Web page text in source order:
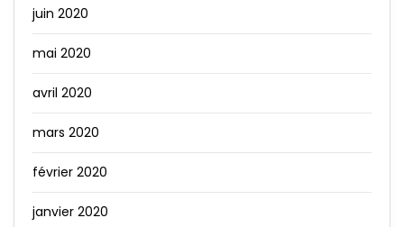
juin 2020
mai 2020
avril 2020
mars 2020
février 2020
janvier 2020